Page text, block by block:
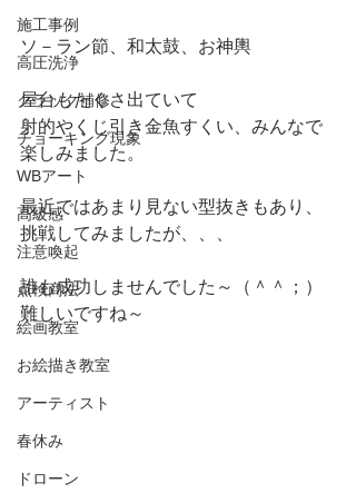
施工事例
高圧洗浄
クラック補修
チョーキング現象
WBアート
高級感
注意喚起
点検商法
絵画教室
お絵描き教室
アーティスト
春休み
ドローン
ソ－ラン節、和太鼓、お神輿
屋台もたくさ出ていて
射的やくじ引き金魚すくい、みんなで
楽しみました。
最近ではあまり見ない型抜きもあり、
挑戦してみましたが、、、
誰も成功しませんでした～（＾＾；）
難しいですね～